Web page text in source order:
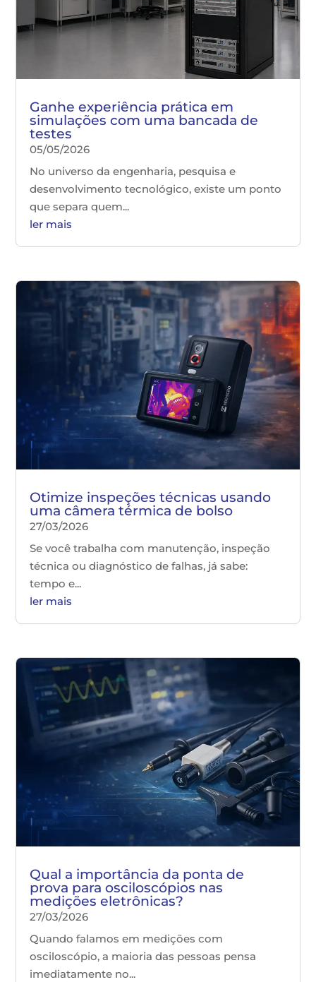
Ganhe experiência prática em
simulações com uma bancada de
testes
05/05/2026
No universo da engenharia, pesquisa e
desenvolvimento tecnológico, existe um ponto
que separa quem...
ler mais
Otimize inspeções técnicas usando
uma câmera térmica de bolso
27/03/2026
Se você trabalha com manutenção, inspeção
técnica ou diagnóstico de falhas, já sabe:
tempo e...
ler mais
Qual a importância da ponta de
prova para osciloscópios nas
medições eletrônicas?
27/03/2026
Quando falamos em medições com
osciloscópio, a maioria das pessoas pensa
imediatamente no...